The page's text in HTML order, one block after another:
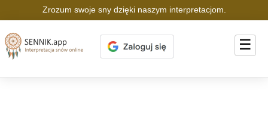
Zrozum swoje sny dzięki naszym interpretacjom.
☰